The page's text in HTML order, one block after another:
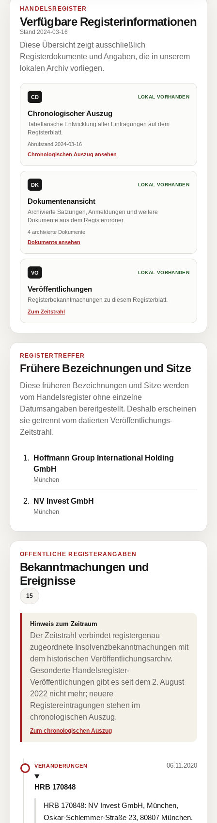
HANDELSREGISTER
Verfügbare Registerinformationen
Stand 2024-03-16
Diese Übersicht zeigt ausschließlich
Registerdokumente und Angaben, die in unserem
lokalen Archiv vorliegen.
CD LOKAL VORHANDEN
Chronologischer Auszug
Tabellarische Entwicklung aller Eintragungen auf dem
Registerblatt.
Abrufstand 2024-03-16
Chronologischen Auszug ansehen
DK LOKAL VORHANDEN
Dokumentenansicht
Archivierte Satzungen, Anmeldungen und weitere
Dokumente aus dem Registerordner.
4 archivierte Dokumente
Dokumente ansehen
VÖ LOKAL VORHANDEN
Veröffentlichungen
Registerbekanntmachungen zu diesem Registerblatt.
Zum Zeitstrahl
REGISTERTREFFER
Frühere Bezeichnungen und Sitze
Diese früheren Bezeichnungen und Sitze werden
vom Handelsregister ohne einzelne
Datumsangaben bereitgestellt. Deshalb erscheinen
sie getrennt vom datierten Veröffentlichungs-
Zeitstrahl.
Hoffmann Group International Holding
GmbH
München
NV Invest GmbH
München
ÖFFENTLICHE REGISTERANGABEN
Bekanntmachungen und
Ereignisse
15
Hinweis zum Zeitraum
Der Zeitstrahl verbindet registergenau
zugeordnete Insolvenzbekanntmachungen mit
dem historischen Veröffentlichungsarchiv.
Gesonderte Handelsregister-
Veröffentlichungen gibt es seit dem 2. August
2022 nicht mehr; neuere
Registereintragungen stehen im
chronologischen Auszug.
Zum chronologischen Auszug
VERÄNDERUNGEN 06.11.2020
HRB 170848
HRB 170848: NV Invest GmbH, München,
Oskar-Schlemmer-Straße 23, 80807 München.